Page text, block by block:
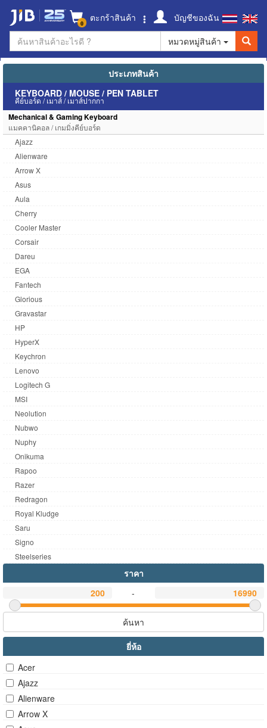
0 ตะกร้าสินค้า
บัญชีของฉัน
หมวดหมู่สินค้า
ประเภทสินค้า
KEYBOARD / MOUSE / PEN TABLET
คีย์บอร์ด / เมาส์ / เมาส์ปากกา
Mechanical & Gaming Keyboard
แมคคานิคอล / เกมมิ่งคีย์บอร์ด
Ajazz
Alienware
Arrow X
Asus
Aula
Cherry
Cooler Master
Corsair
Dareu
EGA
Fantech
Glorious
Gravastar
HP
HyperX
Keychron
Lenovo
Logitech G
MSI
Neolution
Nubwo
Nuphy
Onikuma
Rapoo
Razer
Redragon
Royal Kludge
Saru
Signo
Steelseries
ราคา
-
ค้นหา
ยี่ห้อ
Acer
Ajazz
Alienware
Arrow X